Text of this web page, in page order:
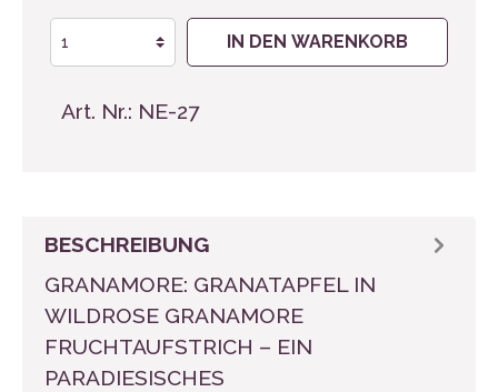
IN DEN WARENKORB
Art. Nr.: NE-27
BESCHREIBUNG
GRANAMORE: GRANATAPFEL IN
WILDROSE GRANAMORE
FRUCHTAUFSTRICH – EIN
PARADIESISCHES